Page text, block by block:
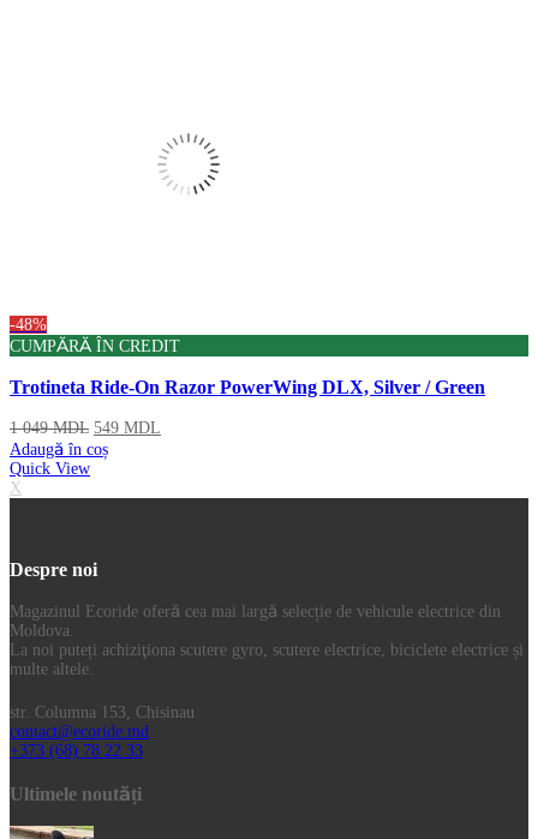
-48%
CUMPĂRĂ ÎN CREDIT
Trotineta Ride-On Razor PowerWing DLX, Silver / Green
1 049MDL 549 MDL
Adaugă în coș
Quick View
X
Despre noi
Magazinul Ecoride oferă cea mai largă selecție de vehicule electrice din
Moldova.
La noi puteți achiziţiona scutere gyro, scutere electrice, biciclete electrice și
multe altele.
str. Columna 153, Chisinau
contact@ecoride.md
+373 (68) 78 22 33
Ultimele noutăți